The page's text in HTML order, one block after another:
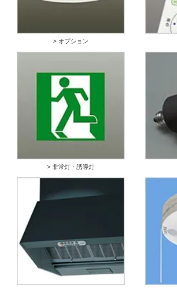
> オプション
> 非常灯・誘導灯